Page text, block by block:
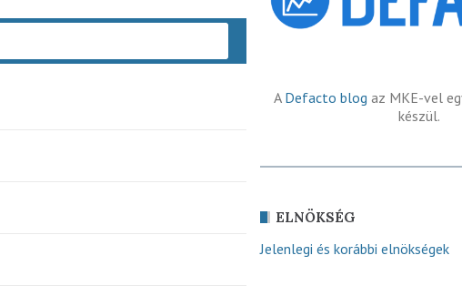
A Defacto blog az MKE-vel
készül.
ELNÖKSÉG
Jelenlegi és korábbi elnökségek